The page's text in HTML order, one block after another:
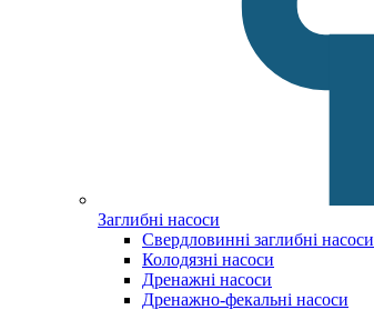
Заглибні насоси
Свердловинні заглибні насоси
Колодязні насоси
Дренажні насоси
Дренажно-фекальні насоси